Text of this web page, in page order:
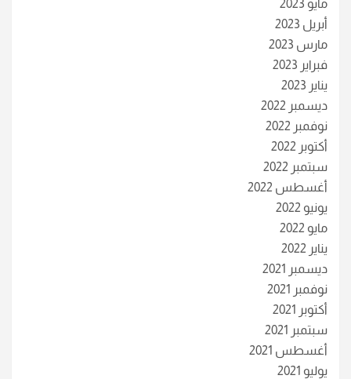
مايو 2023
أبريل 2023
مارس 2023
فبراير 2023
يناير 2023
ديسمبر 2022
نوفمبر 2022
أكتوبر 2022
سبتمبر 2022
أغسطس 2022
يونيو 2022
مايو 2022
يناير 2022
ديسمبر 2021
نوفمبر 2021
أكتوبر 2021
سبتمبر 2021
أغسطس 2021
يوليو 2021